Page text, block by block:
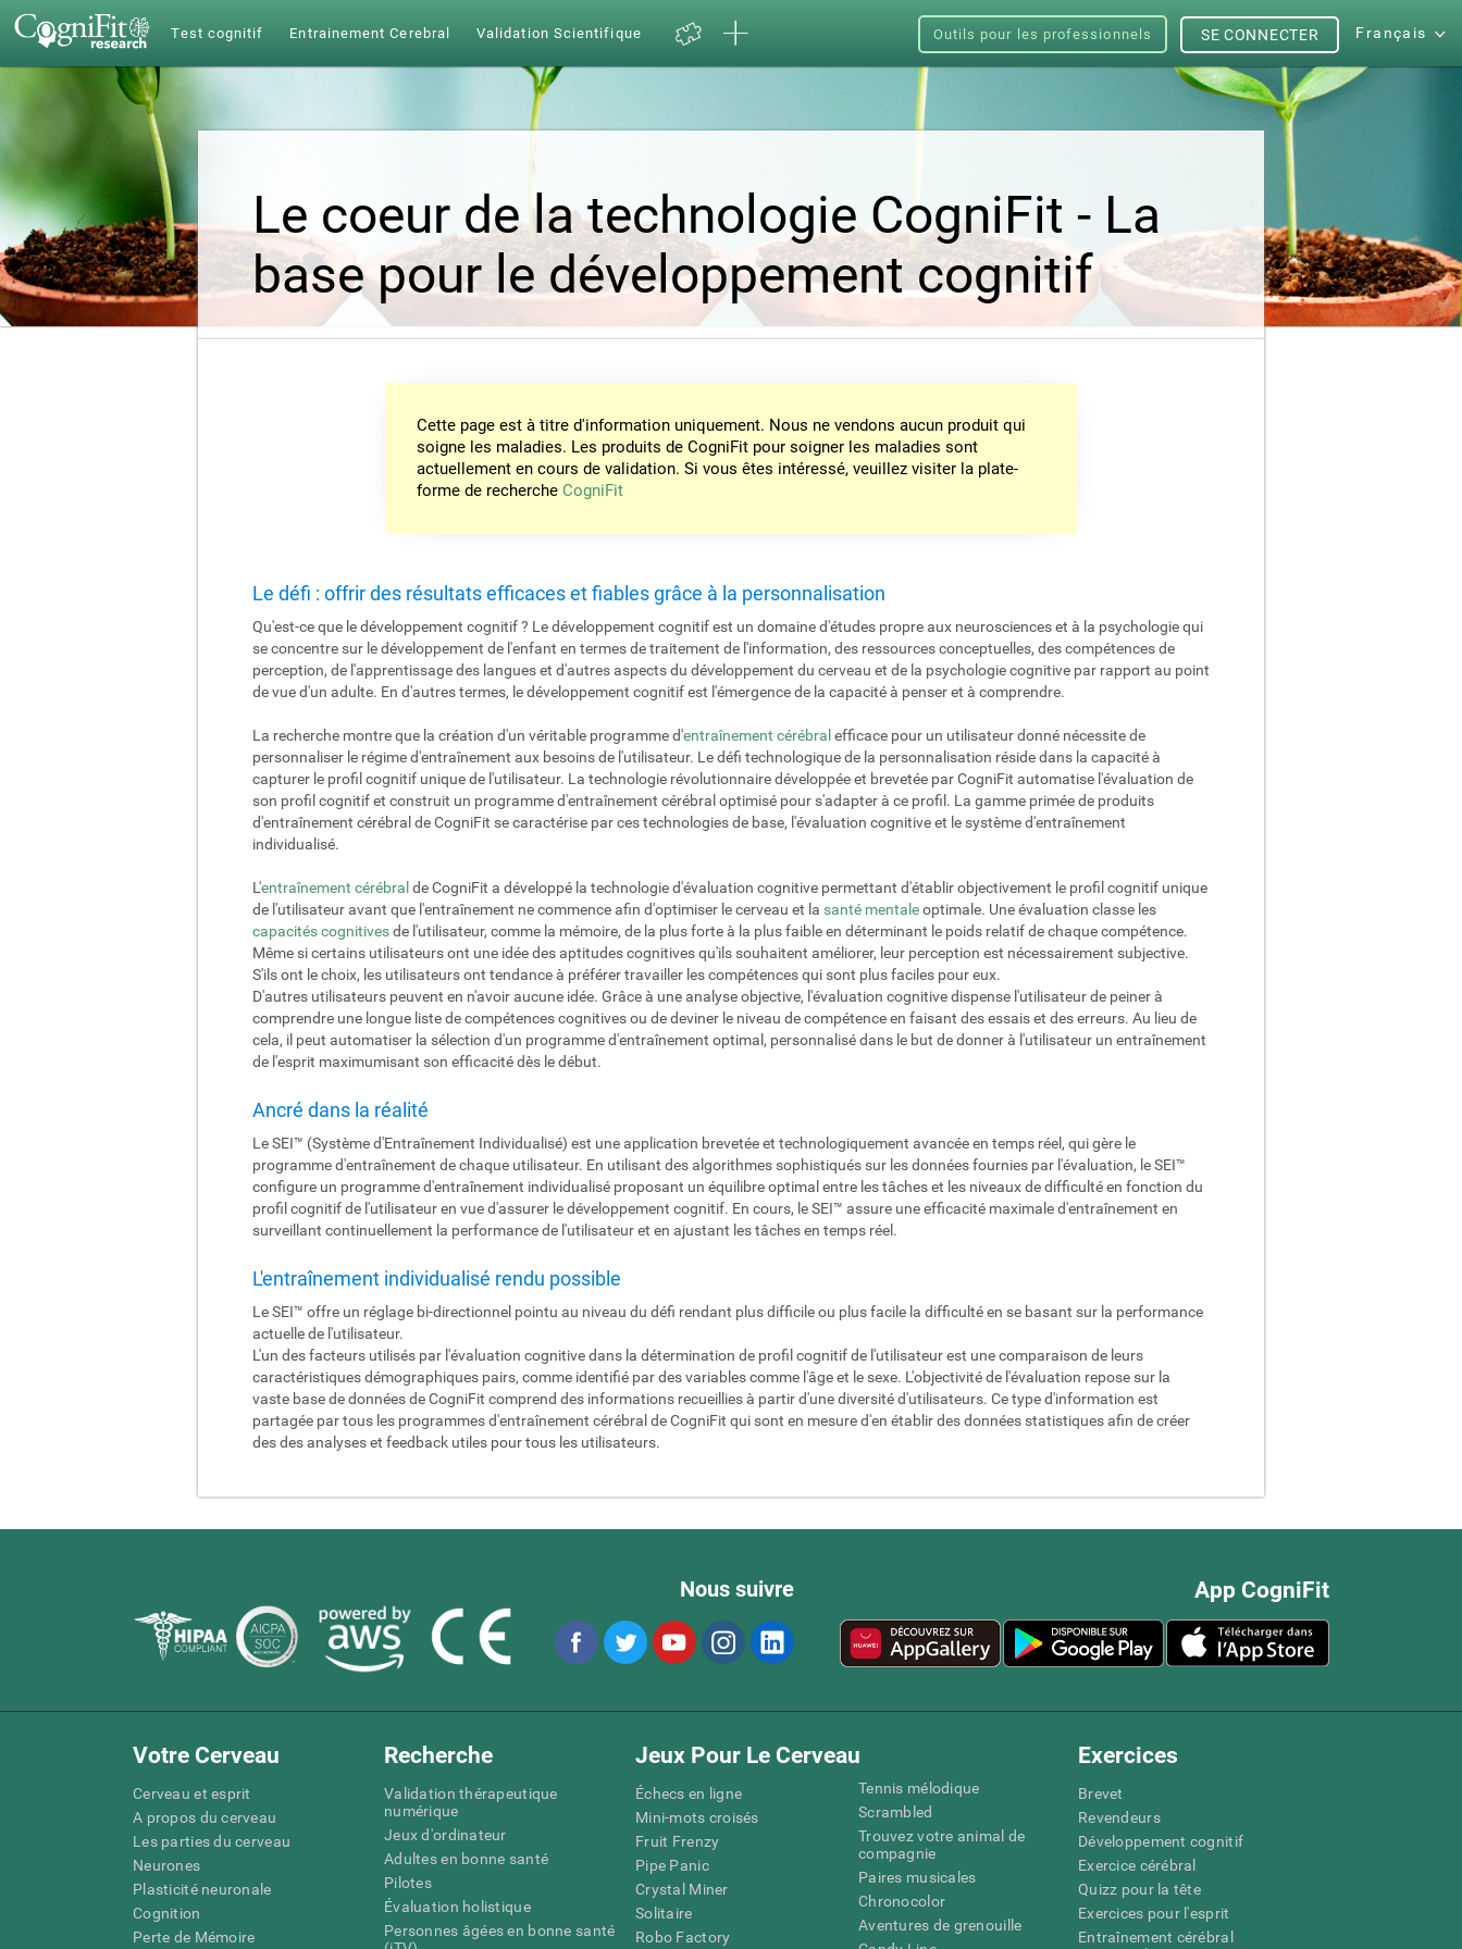
Test cognitif Entrainement Cerebral Validation Scientifique Outils pour les professionnels Français
SE CONNECTER
Le coeur de la technologie CogniFit - La
base pour le développement cognitif
Cette page est à titre d'information uniquement. Nous ne vendons aucun produit qui
soigne les maladies. Les produits de CogniFit pour soigner les maladies sont
actuellement en cours de validation. Si vous êtes intéressé, veuillez visiter la plate-
forme de recherche CogniFit
Le défi : offrir des résultats efficaces et fiables grâce à la personnalisation
Qu'est-ce que le développement cognitif ? Le développement cognitif est un domaine d'études propre aux neurosciences et à la psychologie qui
se concentre sur le développement de l'enfant en termes de traitement de l'information, des ressources conceptuelles, des compétences de
perception, de l'apprentissage des langues et d'autres aspects du développement du cerveau et de la psychologie cognitive par rapport au point
de vue d'un adulte. En d'autres termes, le développement cognitif est l'émergence de la capacité à penser et à comprendre.
La recherche montre que la création d'un véritable programme d'entraînement cérébral efficace pour un utilisateur donné nécessite de
personnaliser le régime d'entraînement aux besoins de l'utilisateur. Le défi technologique de la personnalisation réside dans la capacité à
capturer le profil cognitif unique de l'utilisateur. La technologie révolutionnaire développée et brevetée par CogniFit automatise l'évaluation de
son profil cognitif et construit un programme d'entraînement cérébral optimisé pour s'adapter à ce profil. La gamme primée de produits
d'entraînement cérébral de CogniFit se caractérise par ces technologies de base, l'évaluation cognitive et le système d'entraînement
individualisé.
L'entraînement cérébral de CogniFit a développé la technologie d'évaluation cognitive permettant d'établir objectivement le profil cognitif unique
de l'utilisateur avant que l'entraînement ne commence afin d'optimiser le cerveau et la santé mentaleoptimale. Une évaluation classe les
capacités cognitivesde l'utilisateur, comme la mémoire, de la plus forte à la plus faible en déterminant le poids relatif de chaque compétence.
Même si certains utilisateurs ont une idée des aptitudes cognitives qu'ils souhaitent améliorer, leur perception est nécessairement subjective.
S'ils ont le choix, les utilisateurs ont tendance à préférer travailler les compétences qui sont plus faciles pour eux.
D'autres utilisateurs peuvent en n'avoir aucune idée. Grâce à une analyse objective, l'évaluation cognitive dispense l'utilisateur de peiner à
comprendre une longue liste de compétences cognitives ou de deviner le niveau de compétence en faisant des essais et des erreurs. Au lieu de
cela, il peut automatiser la sélection d'un programme d'entraînement optimal, personnalisé dans le but de donner à l'utilisateur un entraînement
de l'esprit maximumisant son efficacité dès le début.
Ancré dans la réalité
Le SEI™ (Système d'Entraînement Individualisé) est une application brevetée et technologiquement avancée en temps réel, qui gère le
programme d'entraînement de chaque utilisateur. En utilisant des algorithmes sophistiqués sur les données fournies par l'évaluation, le SEI™
configure un programme d'entraînement individualisé proposant un équilibre optimal entre les tâches et les niveaux de difficulté en fonction du
profil cognitif de l'utilisateur en vue d'assurer le développement cognitif. En cours, le SEI™ assure une efficacité maximale d'entraînement en
surveillant continuellement la performance de l'utilisateur et en ajustant les tâches en temps réel.
L'entraînement individualisé rendu possible
Le SEI™ offre un réglage bi-directionnel pointu au niveau du défi rendant plus difficile ou plus facile la difficulté en se basant sur la performance
actuelle de l'utilisateur.
L'un des facteurs utilisés par l'évaluation cognitive dans la détermination de profil cognitif de l'utilisateur est une comparaison de leurs
caractéristiques démographiques pairs, comme identifié par des variables comme l'âge et le sexe. L'objectivité de l'évaluation repose sur la
vaste base de données de CogniFit comprend des informations recueillies à partir d'une diversité d'utilisateurs. Ce type d'information est
partagée par tous les programmes d'entraînement cérébral de CogniFit qui sont en mesure d'en établir des données statistiques afin de créer
des des analyses et feedback utiles pour tous les utilisateurs.
App CogniFit
Nous suivre
Votre Cerveau
Cerveau et esprit
A propos du cerveau
Les parties du cerveau
Neurones
Plasticité neuronale
Cognition
Perte de Mémoire
Recherche
Validation thérapeutique
numérique
Jeux d'ordinateur
Adultes en bonne santé
Pilotes
Évaluation holistique
Personnes âgées en bonne santé
Jeux Pour Le Cerveau
Échecs en ligne
Mini-mots croisés
Fruit Frenzy
Pipe Panic
Crystal Miner
Solitaire
Robo Factory
Tennis mélodique
Scrambled
Trouvez votre animal de
compagnie
Paires musicales
Chronocolor
Aventures de grenouille
Exercices
Brevet
Revendeurs
Développement cognitif
Exercice cérébral
Quizz pour la tête
Exercices pour l'esprit
Entraînement cérébral